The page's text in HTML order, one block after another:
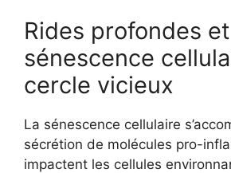
Rides profondes et
sénescence
cercle vicieux
La sénescence cellulaire
sécrétion de molécules pro-
impactent les cellules